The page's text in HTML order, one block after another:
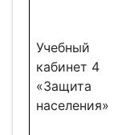
Учебный
кабинет 4
«Защита
населения»